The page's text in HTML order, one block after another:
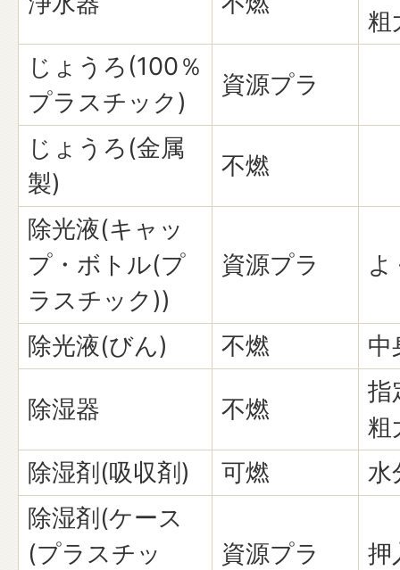
粗
じょうろ(100％
プラスチック)
資源プラ
じょうろ(金属
製)
不燃
除光液(キャッ
プ・ボトル(プ
ラスチック))
資源プラ
除光液(びん) 不燃 中
除湿器 不燃
指
粗
除湿剤(吸収剤)
可燃
水
除湿剤(ケース
(プラスチッ
資源プラ 押